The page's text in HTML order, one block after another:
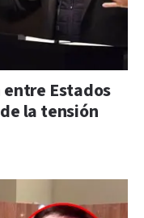
Estados
la tensión